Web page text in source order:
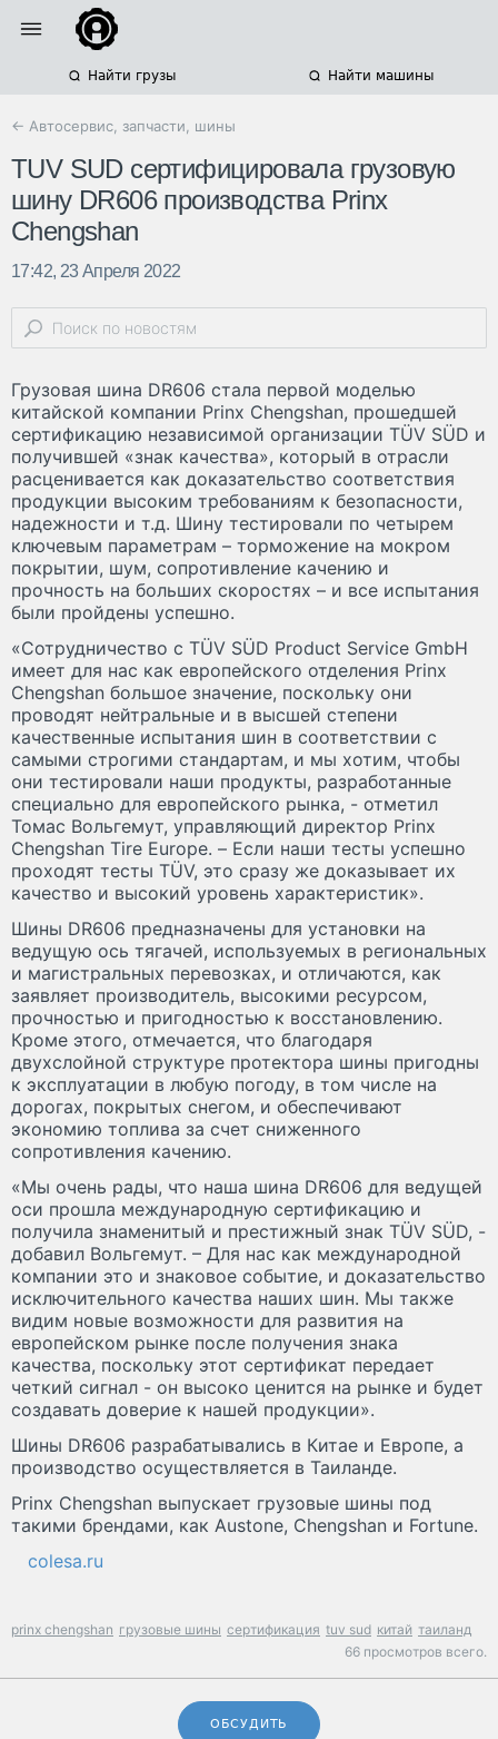
Найти грузы Найти машины
← Автосервис, запчасти, шины
TUV SUD сертифицировала грузовую
шину DR606 производства Prinx
Chengshan
17:42, 23 Апреля 2022
Грузовая шина DR606 стала первой моделью
китайской компании Prinx Chengshan, прошедшей
сертификацию независимой организации TÜV SÜD и
получившей «знак качества», который в отрасли
расценивается как доказательство соответствия
продукции высоким требованиям к безопасности,
надежности и т.д. Шину тестировали по четырем
ключевым параметрам – торможение на мокром
покрытии, шум, сопротивление качению и
прочность на больших скоростях – и все испытания
были пройдены успешно.
«Сотрудничество с TÜV SÜD Product Service GmbH
имеет для нас как европейского отделения Prinx
Chengshan большое значение, поскольку они
проводят нейтральные и в высшей степени
качественные испытания шин в соответствии с
самыми строгими стандартам, и мы хотим, чтобы
они тестировали наши продукты, разработанные
специально для европейского рынка, - отметил
Томас Вольгемут, управляющий директор Prinx
Chengshan Tire Europe. – Если наши тесты успешно
проходят тесты TÜV, это сразу же доказывает их
качество и высокий уровень характеристик».
Шины DR606 предназначены для установки на
ведущую ось тягачей, используемых в региональных
и магистральных перевозках, и отличаются, как
заявляет производитель, высокими ресурсом,
прочностью и пригодностью к восстановлению.
Кроме этого, отмечается, что благодаря
двухслойной структуре протектора шины пригодны
к эксплуатации в любую погоду, в том числе на
дорогах, покрытых снегом, и обеспечивают
экономию топлива за счет сниженного
сопротивления качению.
«Мы очень рады, что наша шина DR606 для ведущей
оси прошла международную сертификацию и
получила знаменитый и престижный знак TÜV SÜD, -
добавил Вольгемут. – Для нас как международной
компании это и знаковое событие, и доказательство
исключительного качества наших шин. Мы также
видим новые возможности для развития на
европейском рынке после получения знака
качества, поскольку этот сертификат передает
четкий сигнал - он высоко ценится на рынке и будет
создавать доверие к нашей продукции».
Шины DR606 разрабатывались в Китае и Европе, а
производство осуществляется в Таиланде.
Prinx Chengshan выпускает грузовые шины под
такими брендами, как Austone, Chengshan и Fortune.
colesa.ru
prinx chengshan грузовые шины сертификация tuv sud китай таиланд
66 просмотров всего.
ОБСУДИТЬ